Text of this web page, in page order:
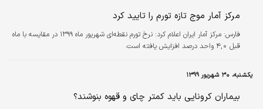
مرکز آمار موج تازه تورم را تایید کرد
فارس:
مرکز آمار ایران اعلام کرد: نرخ تورم نقطه‌ای شهریور ماه ١٣٩٩ در مقایسه با ماه
قبل ٤,٠ واحد درصد افزایش یافته است.
یکشنبه، ۳۰ شهریور ۱۳۹۹
بیماران کرونایی باید کمتر چای و قهوه بنوشند؟